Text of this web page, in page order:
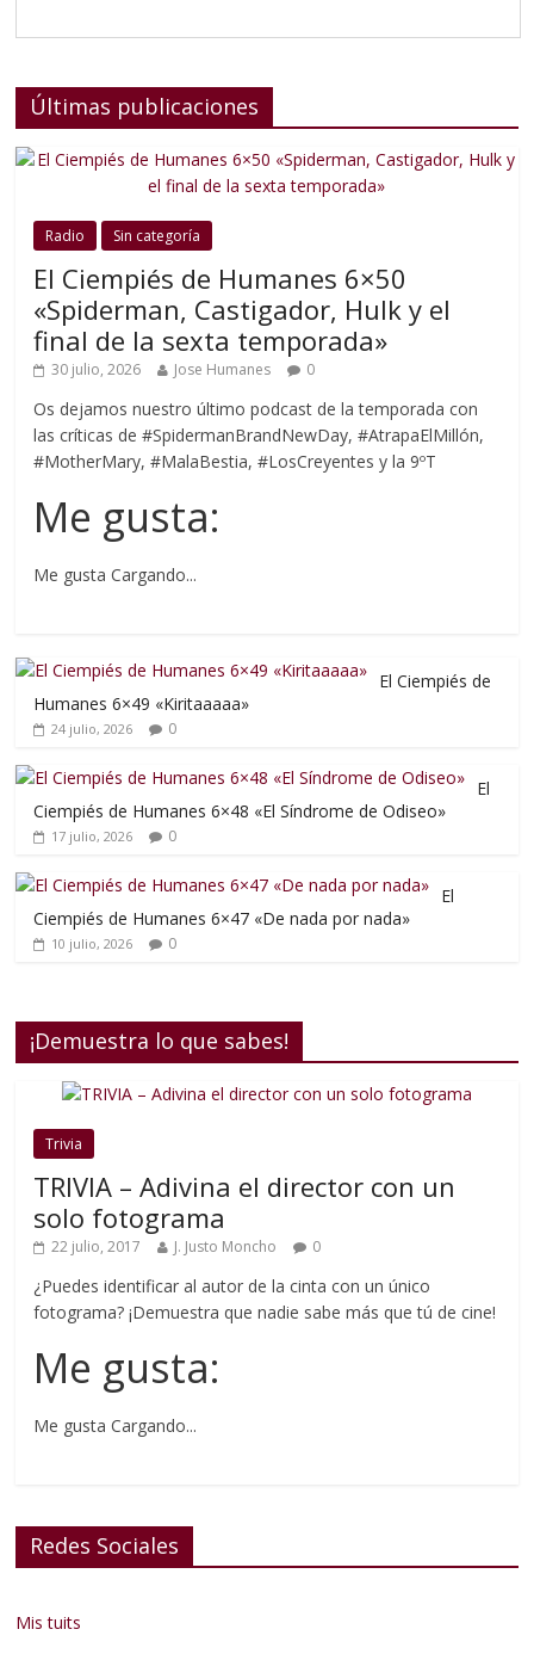
Últimas publicaciones
Radio Sin categoría
El Ciempiés de Humanes 6×50
«Spiderman, Castigador, Hulk y el
final de la sexta temporada»
30 julio, 2026 Jose Humanes 0
Os dejamos nuestro último podcast de la temporada con
las críticas de #SpidermanBrandNewDay, #AtrapaElMillón,
#MotherMary, #MalaBestia, #LosCreyentes y la 9ºT
Me gusta:
Me gusta Cargando...
El Ciempiés de
Humanes 6×49 «Kiritaaaaa»
24 julio, 2026 0
El
Ciempiés de Humanes 6×48 «El Síndrome de Odiseo»
17 julio, 2026 0
El
Ciempiés de Humanes 6×47 «De nada por nada»
10 julio, 2026 0
¡Demuestra lo que sabes!
Trivia
TRIVIA – Adivina el director con un
solo fotograma
22 julio, 2017 J. Justo Moncho 0
¿Puedes identificar al autor de la cinta con un único
fotograma? ¡Demuestra que nadie sabe más que tú de cine!
Me gusta:
Me gusta Cargando...
Redes Sociales
Mis tuits